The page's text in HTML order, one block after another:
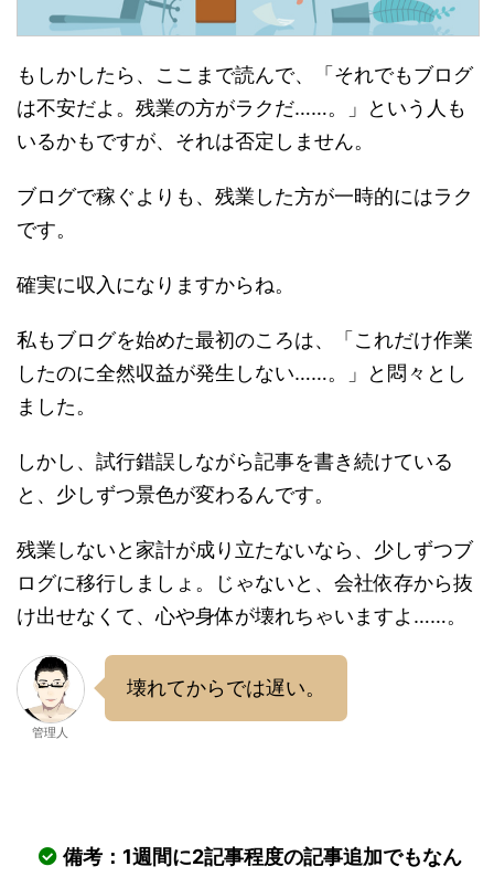
もしかしたら、ここまで読んで、「それでもブログ
は不安だよ。残業の方がラクだ……。」という人も
いるかもですが、それは否定しません。
ブログで稼ぐよりも、残業した方が一時的にはラク
です。
確実に収入になりますからね。
私もブログを始めた最初のころは、「これだけ作業
したのに全然収益が発生しない……。」と悶々とし
ました。
しかし、試行錯誤しながら記事を書き続けている
と、少しずつ景色が変わるんです。
残業しないと家計が成り立たないなら、少しずつブ
ログに移行しましょ。じゃないと、会社依存から抜
け出せなくて、心や身体が壊れちゃいますよ……。
管理人
壊れてからでは遅い。
備考：1週間に2記事程度の記事追加でもなん